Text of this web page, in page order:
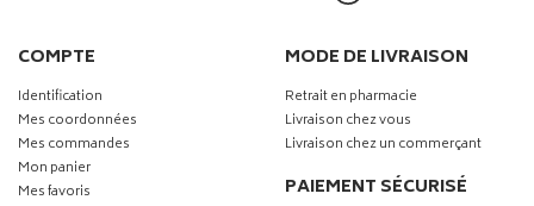
COMPTE
Identification
Mes coordonnées
Mes commandes
Mon panier
Mes favoris
MODE DE LIVRAISON
Retrait en pharmacie
Livraison chez vous
Livraison chez un commerçant
PAIEMENT SÉCURISÉ